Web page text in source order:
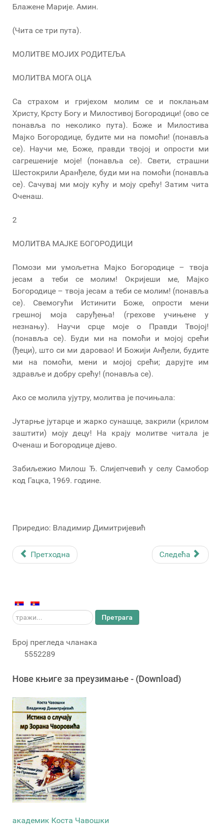
Блажене Марије. Амин.
(Чита се три пута).
МОЛИТВЕ МОЈИХ РОДИТЕЉА
МОЛИТВА МОГА ОЦА
Са страхом и гријехом молим се и поклањам
Христу, Крсту Богу и Милостивој Богородици! (ово се
понавља по неколико пута). Боже и Милостива
Мајко Богородице, будите ми на помоћи! (понавља
се). Научи ме, Боже, правди твојој и опрости ми
сагрешеније моје! (понавља се). Свети, страшни
Шестокрили Аранђеле, буди ми на помоћи (понавља
се). Сачувај ми моју кућу и моју срећу! Затим чита
Оченаш.
2
МОЛИТВА МАЈКЕ БОГОРОДИЦИ
Помози ми умољетна Мајко Богородице – твоја
јесам а теби се молим! Окријеши ме, Мајко
Богородице – твоја јесам а теби се молим! (понавља
се). Свемогући Истинити Боже, опрости мени
грешној моја саруђења! (грехове учињене у
незнању). Научи срце моје о Правди Твојој!
(понавља се). Буди ми на помоћи и мојој срећи
(ђеци), што си ми даровао! И Божији Анђели, будите
ми на помоћи, мени и мојој срећи; дарујте им
здравље и добру срећу! (понавља се).
Ако се молила ујутру, молитва је почињала:
Јутарње јутарце и жарко сунашце, закрили (крилом
заштити) моју децу! На крају молитве читала је
Оченаш и Богородице дјево.
Забиљежио Милош Ђ. Слијепчевић у селу Самобор
код Гацка, 1969. године.
Приредио: Владимир Димитријевић
Претходна Следећа
тражи... Претрага
Број прегледа чланака
5552289
Новe књигe за преузимање - (Download)
академик Коста Чавошки